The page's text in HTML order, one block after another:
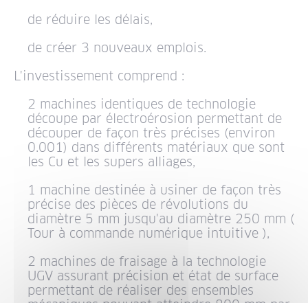
de réduire les délais,
de créer 3 nouveaux emplois.
L'investissement comprend :
2 machines identiques de technologie
découpe par électroérosion permettant de
découper de façon très précises (environ
0.001) dans différents matériaux que sont
les Cu et les supers alliages,
1 machine destinée à usiner de façon très
précise des pièces de révolutions du
diamètre 5 mm jusqu'au diamètre 250 mm (
Tour à commande numérique intuitive ),
2 machines de fraisage à la technologie
UGV assurant précision et état de surface
permettant de réaliser des ensembles